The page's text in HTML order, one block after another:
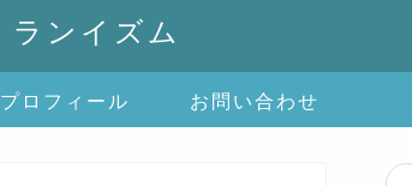
ランイズム
プロフィール お問い合わせ